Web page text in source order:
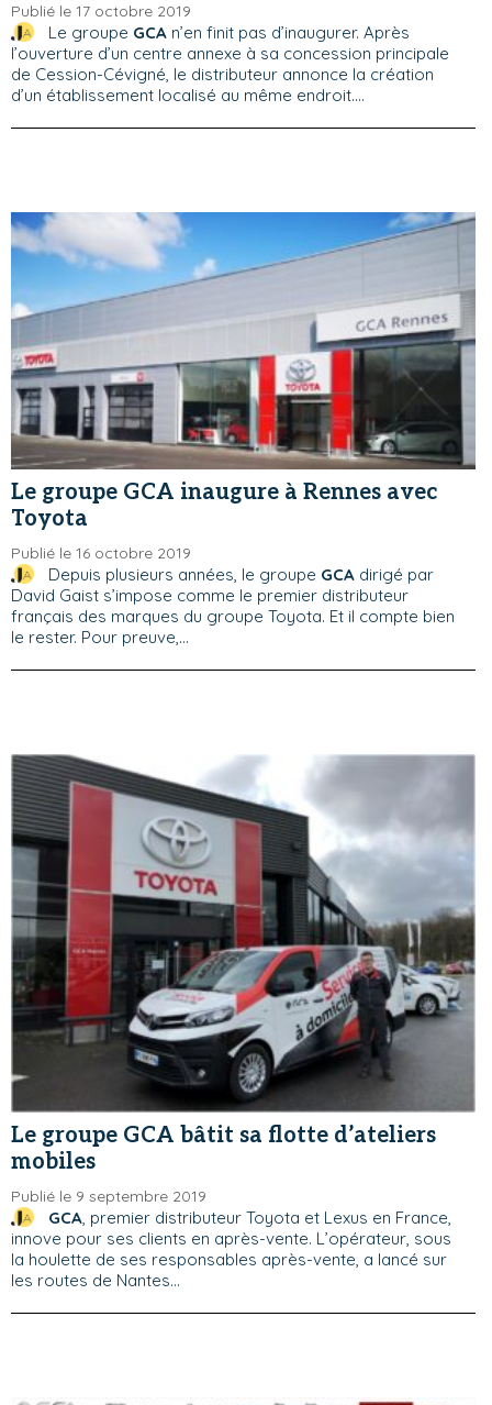
Publié le 17 octobre 2019
Le groupe GCAn’en finit pas d’inaugurer. Après
l’ouverture d’un centre annexe à sa concession principale
de Cession-Cévigné, le distributeur annonce la création
d’un établissement localisé au même endroit....
Le groupe GCA inaugure à Rennes avec
Toyota
Publié le 16 octobre 2019
Depuis plusieurs années, le groupe GCAdirigé par
David Gaist s’impose comme le premier distributeur
français des marques du groupe Toyota. Et il compte bien
le rester. Pour preuve,...
Le groupe GCA bâtit sa flotte d’ateliers
mobiles
Publié le 9 septembre 2019
GCA, premier distributeur Toyota et Lexus en France,
innove pour ses clients en après-vente. L’opérateur, sous
la houlette de ses responsables après-vente, a lancé sur
les routes de Nantes...